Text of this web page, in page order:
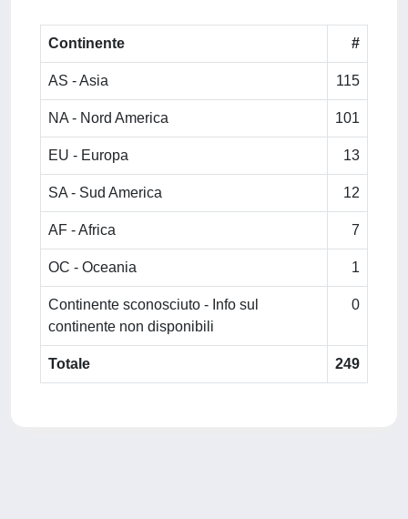
Continente #
AS - Asia 115
NA - Nord America 101
EU - Europa 13
SA - Sud America 12
AF - Africa 7
OC - Oceania 1
Continente sconosciuto - Info sul
continente non disponibili
0
Totale 249